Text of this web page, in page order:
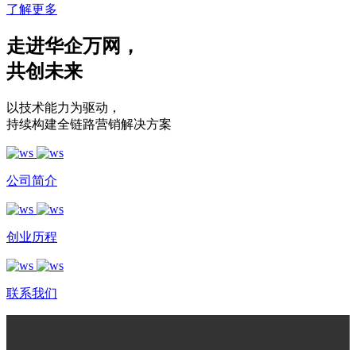
了解更多
走进华企万网 ，
共创未来
以技术能力为驱动 ，
持续构建全链路营销解决方案
公司简介
创业历程
联系我们